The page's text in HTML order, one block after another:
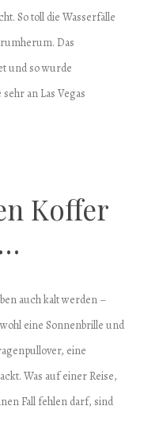
So toll die Wasserfälle
Das
und so wurde
an Las Vegas
Koffer
auch kalt werden –
eine Sonnenbrille und
eine
Was auf einer Reise,
Fall fehlen darf, sind